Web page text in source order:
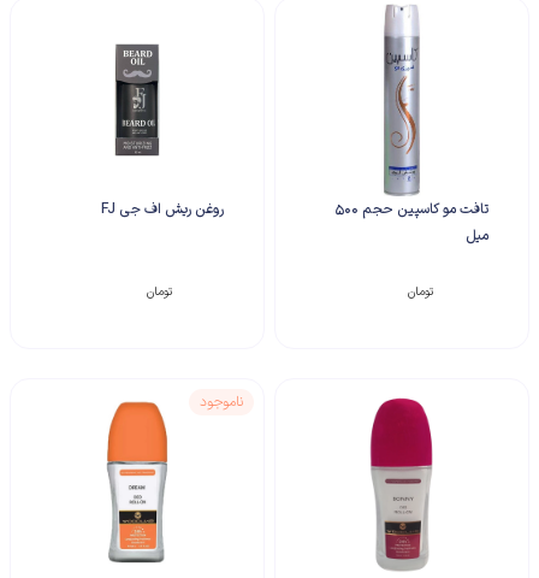
تافت مو کاسپین حجم 500
میل
تومان
روغن ریش اف جی FJ
تومان
ناموجود